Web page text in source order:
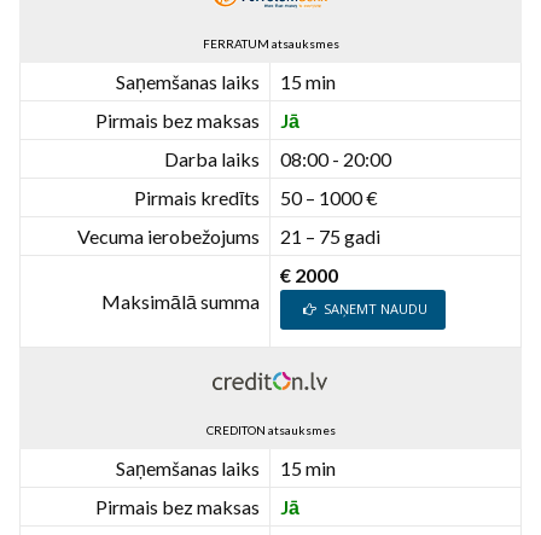
FERRATUM atsauksmes
Saņemšanas laiks
15 min
Pirmais bez maksas
Jā
Darba laiks
08:00 - 20:00
Pirmais kredīts
50 – 1000 €
Vecuma ierobežojums
21 – 75 gadi
Maksimālā summa
€ 2000
SAŅEMT NAUDU
CREDITON atsauksmes
Saņemšanas laiks
15 min
Pirmais bez maksas
Jā